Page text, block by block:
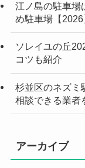
江ノ島の駐車場
め駐車場【2026
ソレイユの丘
コツも紹介
杉並区のネズミ
相談できる業者
アーカイブ